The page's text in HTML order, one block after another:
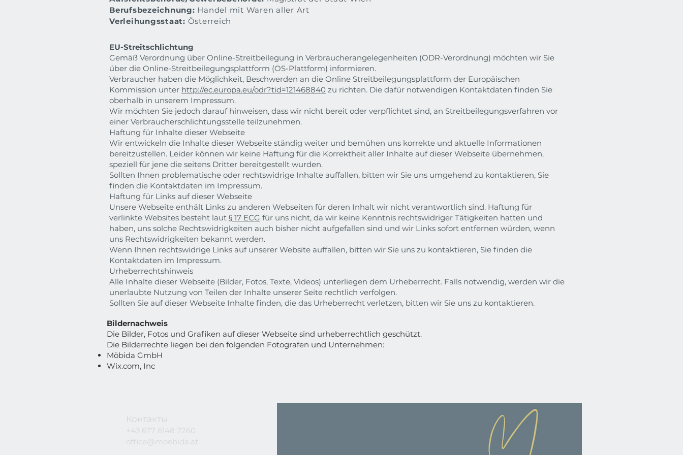
Berufsbezeichnung: Handel mit Waren aller Art
Verleihungsstaat: Österreich
EU-Streitschlichtung
Gemäß Verordnung über Online-Streitbeilegung in Verbraucherangelegenheiten (ODR-Verordnung) möchten wir Sie
über die Online-Streitbeilegungsplattform (OS-Plattform) informieren.
Verbraucher haben die Möglichkeit, Beschwerden an die Online Streitbeilegungsplattform der Europäischen
Kommission unter http://ec.europa.eu/odr?tid=121468840 zu richten. Die dafür notwendigen Kontaktdaten finden Sie
oberhalb in unserem Impressum.
Wir möchten Sie jedoch darauf hinweisen, dass wir nicht bereit oder verpflichtet sind, an Streitbeilegungsverfahren vor
einer Verbraucherschlichtungsstelle teilzunehmen.
Haftung für Inhalte dieser Webseite
Wir entwickeln die Inhalte dieser Webseite ständig weiter und bemühen uns korrekte und aktuelle Informationen
bereitzustellen. Leider können wir keine Haftung für die Korrektheit aller Inhalte auf dieser Webseite übernehmen,
speziell für jene die seitens Dritter bereitgestellt wurden.
Sollten Ihnen problematische oder rechtswidrige Inhalte auffallen, bitten wir Sie uns umgehend zu kontaktieren, Sie
finden die Kontaktdaten im Impressum.
Haftung für Links auf dieser Webseite
Unsere Webseite enthält Links zu anderen Webseiten für deren Inhalt wir nicht verantwortlich sind. Haftung für
verlinkte Websites besteht laut § 17 ECG für uns nicht, da wir keine Kenntnis rechtswidriger Tätigkeiten hatten und
haben, uns solche Rechtswidrigkeiten auch bisher nicht aufgefallen sind und wir Links sofort entfernen würden, wenn
uns Rechtswidrigkeiten bekannt werden.
Wenn Ihnen rechtswidrige Links auf unserer Website auffallen, bitten wir Sie uns zu kontaktieren, Sie finden die
Kontaktdaten im Impressum.
Urheberrechtshinweis
Alle Inhalte dieser Webseite (Bilder, Fotos, Texte, Videos) unterliegen dem Urheberrecht. Falls notwendig, werden wir die
unerlaubte Nutzung von Teilen der Inhalte unserer Seite rechtlich verfolgen.
Sollten Sie auf dieser Webseite Inhalte finden, die das Urheberrecht verletzen, bitten wir Sie uns zu kontaktieren.
Bildernachweis
Die Bilder, Fotos und Grafiken auf dieser Webseite sind urheberrechtlich geschützt.
Die Bilderrechte liegen bei den folgenden Fotografen und Unternehmen:
Möbida GmbH
Wix.com, Inc
Контакты
+43 677 6148 7260
office@moebida.at